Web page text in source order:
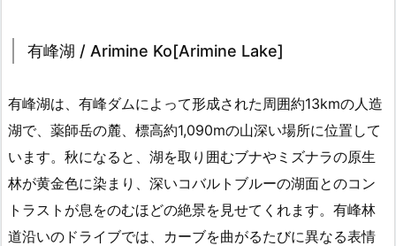
有峰湖 / Arimine Ko[Arimine Lake]
有峰湖は、有峰ダムによって形成された周囲約13kmの人造
湖で、薬師岳の麓、標高約1,090mの山深い場所に位置して
います。秋になると、湖を取り囲むブナやミズナラの原生
林が黄金色に染まり、深いコバルトブルーの湖面とのコン
トラストが息をのむほどの絶景を見せてくれます。有峰林
道沿いのドライブでは、カーブを曲がるたびに異なる表情